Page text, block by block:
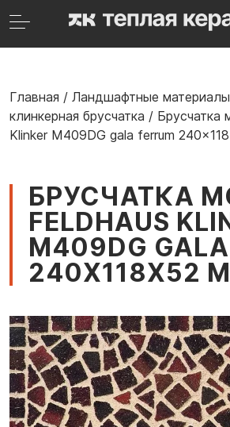
Главная / Ландшафтные материалы
клинкерная брусчатка / Брусчатка
Klinker M409DG gala ferrum
БРУСЧАТКА
FELDHAUS
M409DG GALA
240X118X52